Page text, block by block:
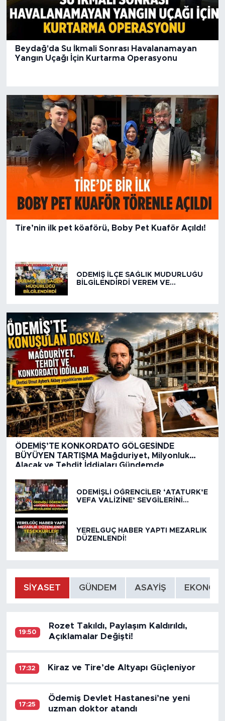
Beydağ'da Su İkmali Sonrası Havalanamayan
Yangın Uçağı İçin Kurtarma Operasyonu
Tire’nin ilk pet köaförü, Boby Pet Kuaför Açıldı!
ÖDEMİŞ İLÇE SAĞLIK MÜDÜRLÜĞÜ
BİLGİLENDİRDİ VEREM VE
ÖDEMİŞ’TE KONKORDATO GÖLGESİNDE
BÜYÜYEN TARTIŞMA Mağduriyet, Milyonluk
Alacak ve Tehdit İddiaları Gündemde
ÖDEMİŞLİ ÖĞRENCİLER ‘ATATÜRK’E
VEFA VALİZİNE’ SEVGİLERİNİ
YERELGÜÇ HABER YAPTI MEZARLIK
DÜZENLENDİ!
SİYASET GÜNDEM ASAYİŞ EKONOMİ
19:50
Rozet Takıldı, Paylaşım Kaldırıldı,
Açıklamalar Değişti!
17:32 Kiraz ve Tire’de Altyapı Güçleniyor
17:25
Ödemiş Devlet Hastanesi’ne yeni
uzman doktor atandı